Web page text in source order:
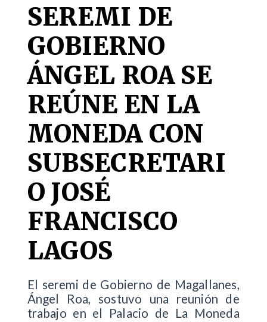
SEREMI DE
GOBIERNO
ÁNGEL ROA SE
REÚNE EN LA
MONEDA CON
SUBSECRETARI
O JOSÉ
FRANCISCO
LAGOS
El seremi de Gobierno de Magallanes,
Ángel Roa, sostuvo una reunión de
trabajo en el Palacio de La Moneda